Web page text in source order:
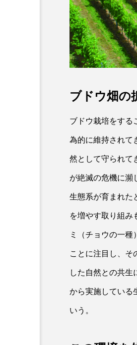
ブドウ畑の
ブドウ栽培をする
為的に維持されて
然として守られて
が絶滅の危機に瀕
生態系が育まれた
を増やす取り組み
ミ（チョウの一
ことに注目し、そ
した自然との共
から実施している
いう。